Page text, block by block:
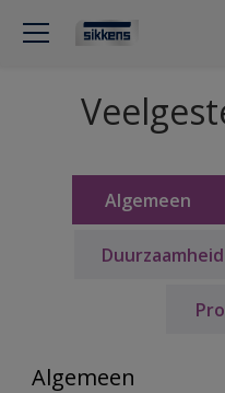
Algemeen
Duurzaamheid
Algemeen